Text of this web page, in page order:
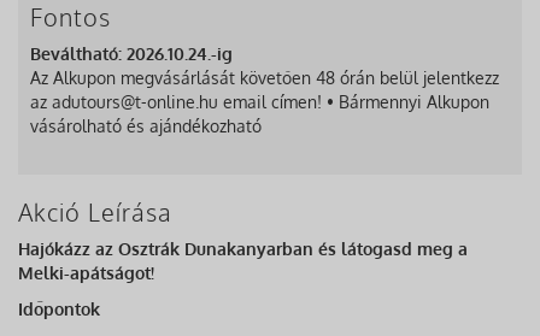
Fontos
Beváltható: 2026.10.24.-ig
Az Alkupon megvásárlását követően 48 órán belül jelentkezz
az adutours@t-online.hu email címen! • Bármennyi Alkupon
vásárolható és ajándékozható
Akció Leírása
Hajókázz az Osztrák Dunakanyarban és látogasd meg a
Melki-apátságot!
Időpontok